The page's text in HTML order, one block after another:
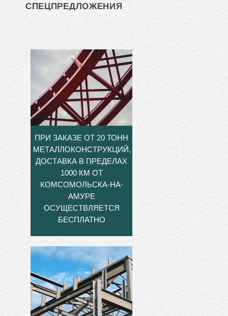
СПЕЦПРЕДЛОЖЕНИЯ
ПРИ ЗАКАЗЕ ОТ 20 ТОНН
МЕТАЛЛОКОНСТРУКЦИЙ,
ДОСТАВКА В ПРЕДЕЛАХ
1000 КМ ОТ
КОМСОМОЛЬСКА-НА-
АМУРЕ
ОСУЩЕСТВЛЯЕТСЯ
БЕСПЛАТНО